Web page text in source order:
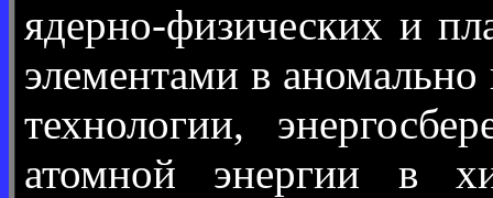
ядерно-физических и
элементами в
технологии,
атомной энергии в